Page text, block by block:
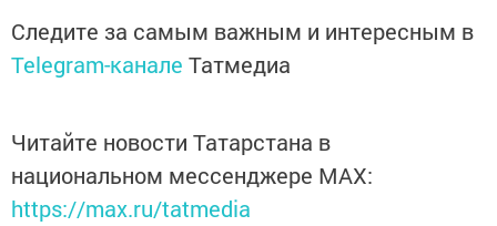
Следите за самым важным и интересным в
Telegram-канале Татмедиа
Читайте новости Татарстана в
национальном мессенджере MАХ:
https://max.ru/tatmedia